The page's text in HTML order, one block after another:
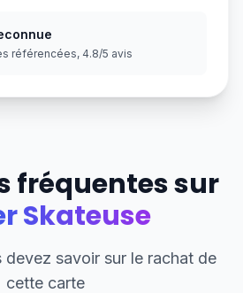
référencées, 4.8/5 avis
fréquentes sur
Skateuse
savoir sur le rachat de
cette carte